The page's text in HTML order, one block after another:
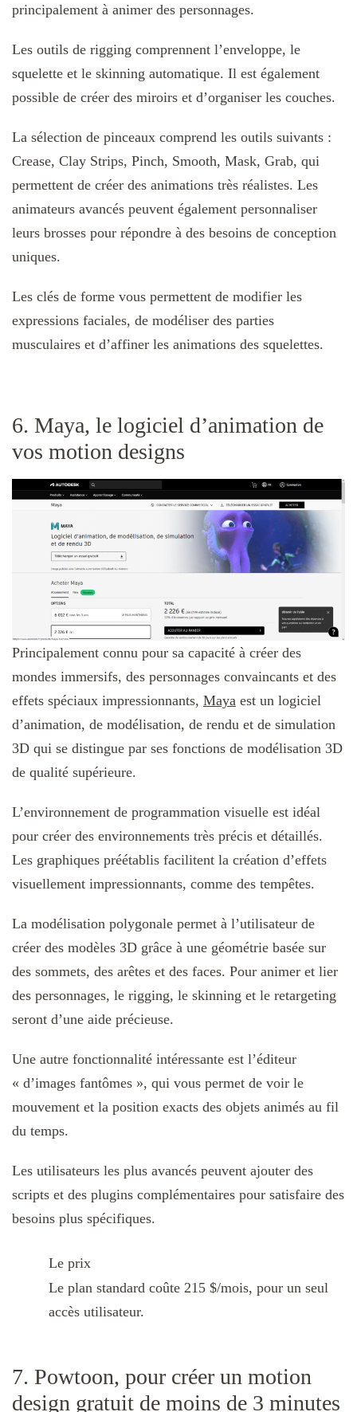
principalement à animer des personnages.
Les outils de rigging comprennent l’enveloppe, le
squelette et le skinning automatique. Il est également
possible de créer des miroirs et d’organiser les couches.
La sélection de pinceaux comprend les outils suivants :
Crease, Clay Strips, Pinch, Smooth, Mask, Grab, qui
permettent de créer des animations très réalistes. Les
animateurs avancés peuvent également personnaliser
leurs brosses pour répondre à des besoins de conception
uniques.
Les clés de forme vous permettent de modifier les
expressions faciales, de modéliser des parties
musculaires et d’affiner les animations des squelettes.
6. Maya, le logiciel d’animation de
vos motion designs
Principalement connu pour sa capacité à créer des
mondes immersifs, des personnages convaincants et des
effets spéciaux impressionnants, Maya est un logiciel
d’animation, de modélisation, de rendu et de simulation
3D qui se distingue par ses fonctions de modélisation 3D
de qualité supérieure.
L’environnement de programmation visuelle est idéal
pour créer des environnements très précis et détaillés.
Les graphiques préétablis facilitent la création d’effets
visuellement impressionnants, comme des tempêtes.
La modélisation polygonale permet à l’utilisateur de
créer des modèles 3D grâce à une géométrie basée sur
des sommets, des arêtes et des faces. Pour animer et lier
des personnages, le rigging, le skinning et le retargeting
seront d’une aide précieuse.
Une autre fonctionnalité intéressante est l’éditeur
« d’images fantômes », qui vous permet de voir le
mouvement et la position exacts des objets animés au fil
du temps.
Les utilisateurs les plus avancés peuvent ajouter des
scripts et des plugins complémentaires pour satisfaire des
besoins plus spécifiques.
Le prix
Le plan standard coûte 215 $/mois, pour un seul
accès utilisateur.
7. Powtoon, pour créer un motion
design gratuit de moins de 3 minutes